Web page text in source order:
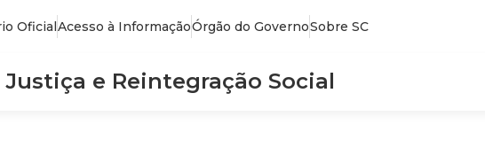
OficialAcesso à InformaçãoÓrgão do GovernoSobre SC
e Reintegração Social